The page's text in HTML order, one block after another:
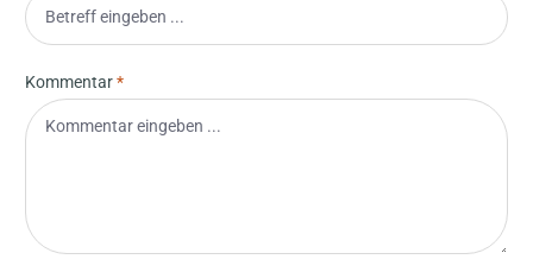
Kommentar*